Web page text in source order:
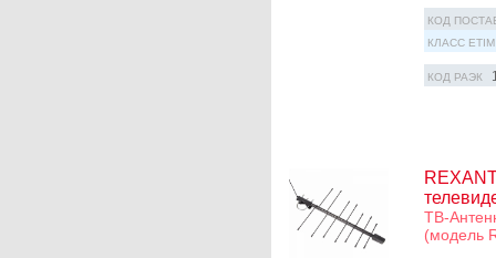
КОД
КЛАСС ETIM
КОД РАЭК
ТВ-
(модель